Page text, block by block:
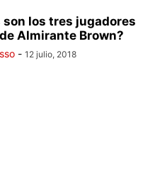
son los tres jugadores
Almirante Brown?
- 12 julio, 2018